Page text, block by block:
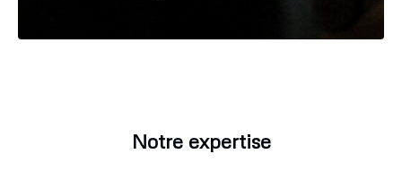
Notre expertise